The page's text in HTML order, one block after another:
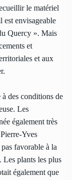
le matériel
est envisageable
Quercy ». Mais
et
et aux
des conditions de
Les
également très
Yves
favorable à la
Les plants les plus
également que